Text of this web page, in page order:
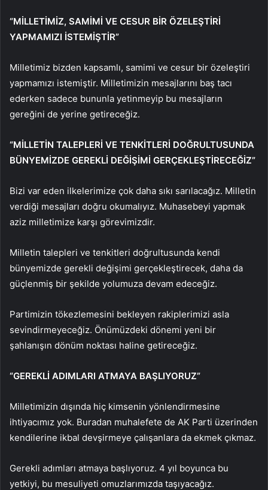
“MİLLETİMİZ, SAMİMİ VE CESUR BİR ÖZELEŞTİRİ
YAPMAMIZI İSTEMİŞTİR”
Milletimiz bizden kapsamlı, samimi ve cesur bir özeleştiri
yapmamızı istemiştir. Milletimizin mesajlarını baş tacı
ederken sadece bununla yetinmeyip bu mesajların
gereğini de yerine getireceğiz.
“MİLLETİN TALEPLERİ VE TENKİTLERİ DOĞRULTUSUNDA
BÜNYEMİZDE GEREKLİ DEĞİŞİMİ GERÇEKLEŞTİRECEĞİZ”
Bizi var eden ilkelerimize çok daha sıkı sarılacağız. Milletin
verdiği mesajları doğru okumalıyız. Muhasebeyi yapmak
aziz milletimize karşı görevimizdir.
Milletin talepleri ve tenkitleri doğrultusunda kendi
bünyemizde gerekli değişimi gerçekleştirecek, daha da
güçlenmiş bir şekilde yolumuza devam edeceğiz.
Partimizin tökezlemesini bekleyen rakiplerimizi asla
sevindirmeyeceğiz. Önümüzdeki dönemi yeni bir
şahlanışın dönüm noktası haline getireceğiz.
“GEREKLİ ADIMLARI ATMAYA BAŞLIYORUZ”
Milletimizin dışında hiç kimsenin yönlendirmesine
ihtiyacımız yok. Buradan muhalefete de AK Parti üzerinden
kendilerine ikbal devşirmeye çalışanlara da ekmek çıkmaz.
Gerekli adımları atmaya başlıyoruz. 4 yıl boyunca bu
yetkiyi, bu mesuliyeti omuzlarımızda taşıyacağız.